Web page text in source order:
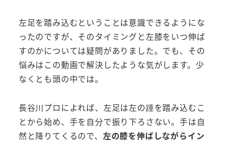
左足を踏み込むということは意識できるようにな
ったのですが、そのタイミングと左膝をいつ伸ば
すのかについては疑問がありました。でも、その
悩みはこの動画で解決したような気がします。少
なくとも頭の中では。
長谷川プロによれば、左足は左の踵を踏み込むこ
とから始め、手を自分で振り下ろさない。手は自
然と降りてくるので、 左の膝を伸ばしながらイン